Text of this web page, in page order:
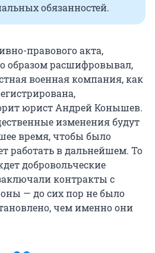
обязанностей.
правового акта,
образом расшифровывал,
военная компания, как
юрист Андрей Конышев.
изменения будут
время, чтобы было
работать в дальнейшем. То
добровольческие
контракты с
— до сих пор не было
чем именно они